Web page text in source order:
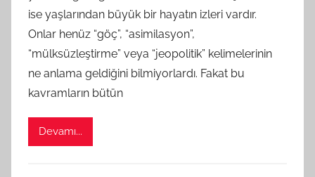
r
f
ı
ise yaşlarından büyük bir hayatın izleri vardır.
Onlar henüz “göç”, “asimilasyon”,
“mülksüzleştirme” veya “jeopolitik” kelimelerinin
ne anlama geldiğini bilmiyorlardı. Fakat bu
kavramların bütün
Devamı...